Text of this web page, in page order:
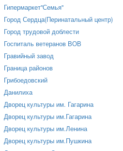
Гипермаркет"Семья"
Город Сердца(Перинатальный центр)
Город трудовой доблести
Госпиталь ветеранов ВОВ
Гравийный завод
Граница районов
Грибоедовский
Данилиха
Дворец культуры им. Гагарина
Дворец культуры им.Гагарина
Дворец культуры им.Ленина
Дворец культуры им.Пушкина